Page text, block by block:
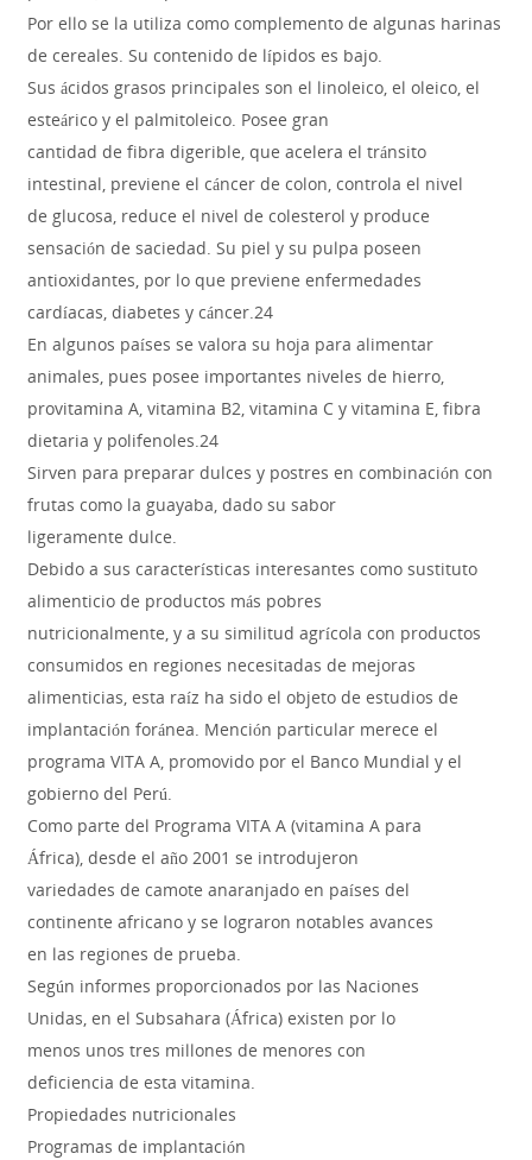
Por ello se la utiliza como complemento de algunas harinas
de cereales. Su contenido de lípidos es bajo.
Sus ácidos grasos principales son el linoleico, el oleico, el
esteárico y el palmitoleico. Posee gran
cantidad de fibra digerible, que acelera el tránsito
intestinal, previene el cáncer de colon, controla el nivel
de glucosa, reduce el nivel de colesterol y produce
sensación de saciedad. Su piel y su pulpa poseen
antioxidantes, por lo que previene enfermedades
cardíacas, diabetes y cáncer.24
En algunos países se valora su hoja para alimentar
animales, pues posee importantes niveles de hierro,
provitamina A, vitamina B2, vitamina C y vitamina E, fibra
dietaria y polifenoles.24
Sirven para preparar dulces y postres en combinación con
frutas como la guayaba, dado su sabor
ligeramente dulce.
Debido a sus características interesantes como sustituto
alimenticio de productos más pobres
nutricionalmente, y a su similitud agrícola con productos
consumidos en regiones necesitadas de mejoras
alimenticias, esta raíz ha sido el objeto de estudios de
implantación foránea. Mención particular merece el
programa VITA A, promovido por el Banco Mundial y el
gobierno del Perú.
Como parte del Programa VITA A (vitamina A para
África), desde el año 2001 se introdujeron
variedades de camote anaranjado en países del
continente africano y se lograron notables avances
en las regiones de prueba.
Según informes proporcionados por las Naciones
Unidas, en el Subsahara (África) existen por lo
menos unos tres millones de menores con
deficiencia de esta vitamina.
Propiedades nutricionales
Programas de implantación